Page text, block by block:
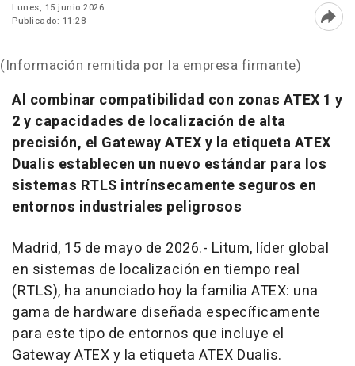
Lunes, 15 junio 2026
Publicado: 11:28
(Información remitida por la empresa firmante)
Al combinar compatibilidad con zonas ATEX 1 y
2 y capacidades de localización de alta
precisión, el Gateway ATEX y la etiqueta ATEX
Dualis establecen un nuevo estándar para los
sistemas RTLS intrínsecamente seguros en
entornos industriales peligrosos
Madrid, 15 de mayo de 2026.- Litum, líder global
en sistemas de localización en tiempo real
(RTLS), ha anunciado hoy la familia ATEX: una
gama de hardware diseñada específicamente
para este tipo de entornos que incluye el
Gateway ATEX y la etiqueta ATEX Dualis.